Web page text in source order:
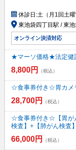
休診日:土（月1回土
東池袋四丁目駅 / 東
オンライン決済対応
★マーソ価格★法定健
8,800円 （税込）
☆食事券付き☆胃カメ
28,700円 （税込）
☆食事券付き☆【胃が
検査】+【肺がん検査
66,000円 （税込）